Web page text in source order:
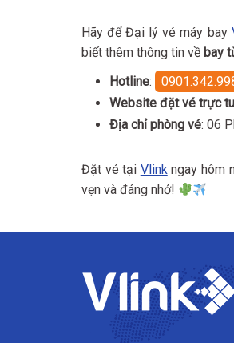
Hãy để Đại lý vé máy bay
biết thêm thông tin về bay
Hotline:
Website đặt vé trực
Địa chỉ phòng vé: 06
Đặt vé tại Vlinkngay hôm
vẹn và đáng nhớ!